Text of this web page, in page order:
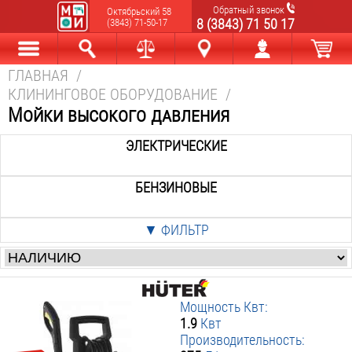
Октябрьский 58
(3843) 71-50-17
Обратный звонок
8 (3843) 71 50 17
Каталог Найти
ГЛАВНАЯ /
КЛИНИНГОВОЕ ОБОРУДОВАНИЕ /
Мойки высокого давления
ЭЛЕКТРИЧЕСКИЕ
БЕНЗИНОВЫЕ
▼ ФИЛЬТР
Цена:
от
р. до р.
Производители:
Denzel
Huter
Мощность Квт:
1.9 Квт
Производительность: